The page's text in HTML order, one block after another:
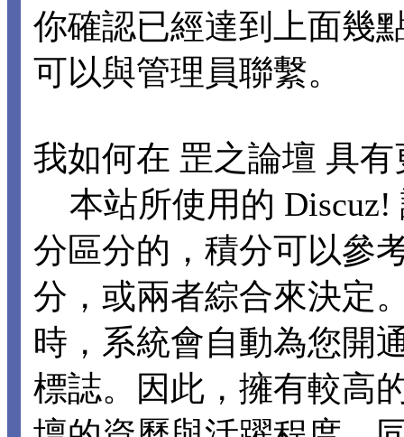
你確認已經達到上面幾
可以與管理員聯繫。
我如何在 罡之論壇 具
本站所使用的 Discuz!
分區分的，積分可以參
分，或兩者綜合來決定
時，系統會自動為您開
標誌。因此，擁有較高